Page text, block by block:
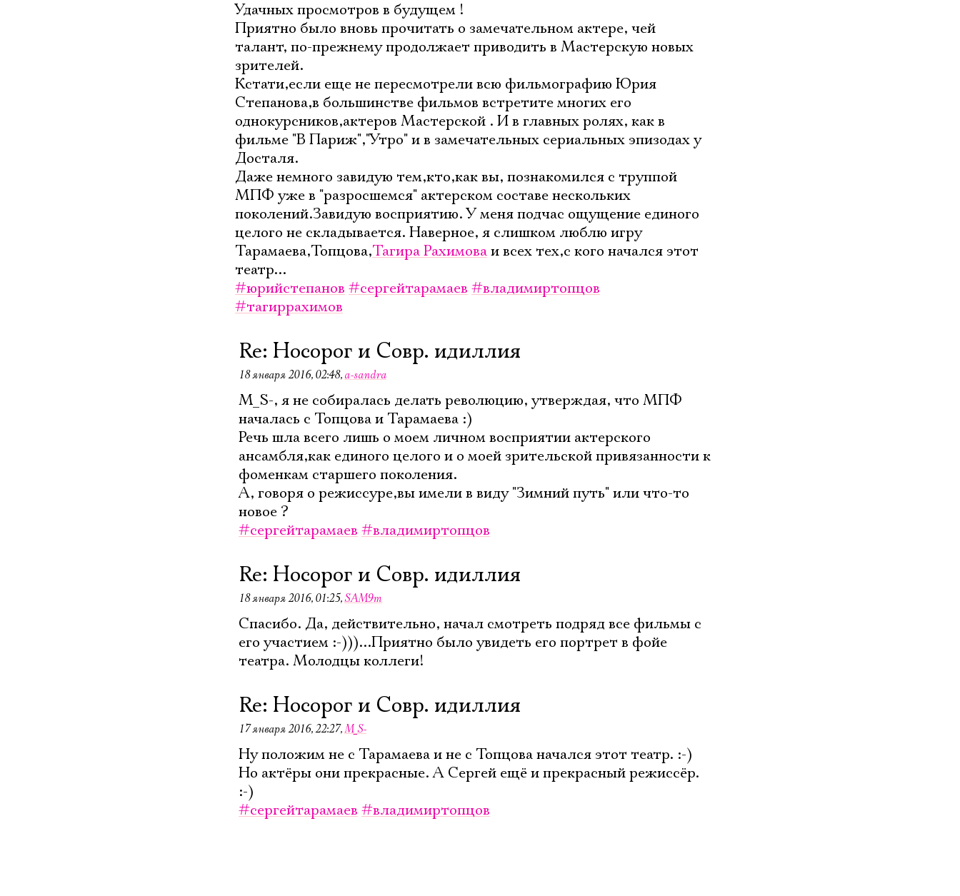
Удачных просмотров в будущем !
Приятно было вновь прочитать о замечательном актере, чей
талант, по-прежнему продолжает приводить в Мастерскую новых
зрителей.
Кстати,если еще не пересмотрели всю фильмографию Юрия
Степанова,в большинстве фильмов встретите многих его
однокурсников,актеров Мастерской . И в главных ролях, как в
фильме "В Париж","Утро" и в замечательных сериальных эпизодах у
Досталя.
Даже немного завидую тем,кто,как вы, познакомился с труппой
МПФ уже в "разросшемся" актерском составе нескольких
поколений.Завидую восприятию. У меня подчас ощущение единого
целого не складывается. Наверное, я слишком люблю игру
Тарамаева,Топцова,Тагира Рахимоваи всех тех,с кого начался этот
театр...
#юрийстепанов #сергейтарамаев #владимиртопцов
#тагиррахимов
Re: Носорог и Совр. идиллия
18 января 2016, 02:48, a-sandra
M_S-, я не собиралась делать революцию, утверждая, что МПФ
началась с Топцова и Тарамаева :)
Речь шла всего лишь о моем личном восприятии актерского
ансамбля,как единого целого и о моей зрительской привязанности к
фоменкам старшего поколения.
А, говоря о режиссуре,вы имели в виду "Зимний путь" или что-то
новое ?
#сергейтарамаев #владимиртопцов
Re: Носорог и Совр. идиллия
18 января 2016, 01:25,SAM9m
Спасибо. Да, действительно, начал смотреть подряд все фильмы с
его участием :-)))...Приятно было увидеть его портрет в фойе
театра. Молодцы коллеги!
Re: Носорог и Совр. идиллия
17 января 2016, 22:27,M_S-
Ну положим не с Тарамаева и не с Топцова начался этот театр. :-)
Но актёры они прекрасные. А Сергей ещё и прекрасный режиссёр.
:-)
#сергейтарамаев #владимиртопцов